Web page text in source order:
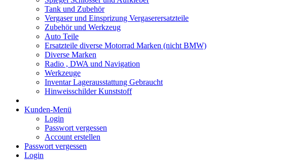
Tank und Zubehör
Vergaser und Einsprizung Vergaserersatzteile
Zubehör und Werkzeug
Auto Teile
Ersatzteile diverse Motorrad Marken (nicht BMW)
Diverse Marken
Radio , DWA und Navigation
Werkzeuge
Inventar Lagerausstattung Gebraucht
Hinweisschilder Kunststoff
Kunden-Menü
Login
Passwort vergessen
Account erstellen
Passwort vergessen
Login